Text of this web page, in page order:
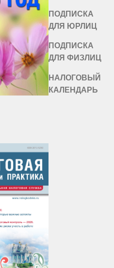
ПОДПИСКА
ДЛЯ ЮРЛИЦ
ПОДПИСКА
ДЛЯ ФИЗЛИЦ
НАЛОГОВЫЙ
КАЛЕНДАРЬ